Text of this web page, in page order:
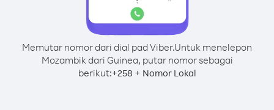
Memutar nomor dari dial pad Viber.Untuk menelepon
Mozambik dari Guinea, putar nomor sebagai
berikut:+258 + Nomor Lokal